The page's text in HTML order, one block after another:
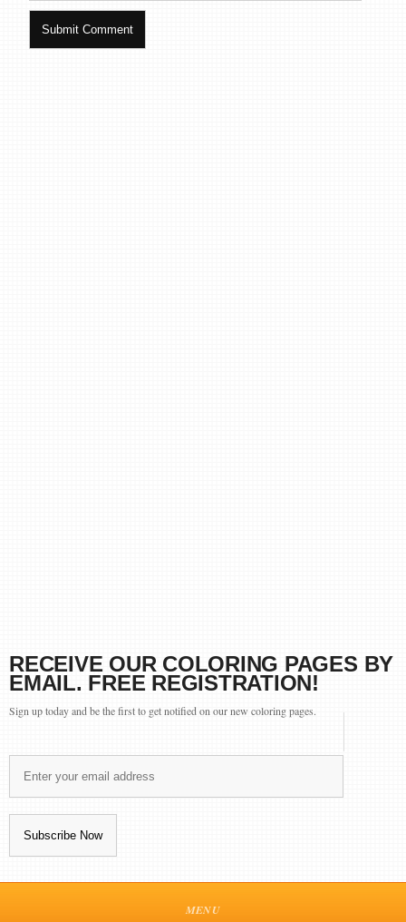
RECEIVE OUR COLORING PAGES BY
EMAIL. FREE REGISTRATION!
Sign up today and be the first to get notified on our new coloring pages.
MENU